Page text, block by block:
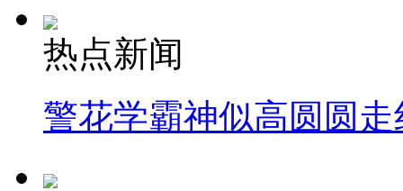
热点新闻
警花学霸神似高圆圆走